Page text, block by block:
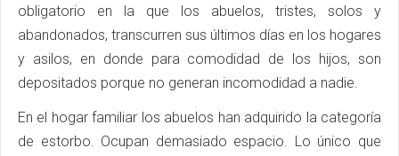
obligatorio en la que los abuelos, tristes, solos y
abandonados, transcurren sus últimos días en los hogares
y asilos, en donde para comodidad de los hijos, son
depositados porque no generan incomodidad a nadie.
En el hogar familiar los abuelos han adquirido la categoría
de estorbo. Ocupan demasiado espacio. Lo único que